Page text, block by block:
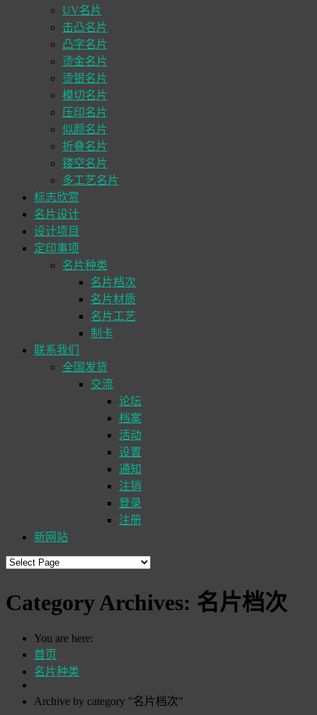
UV名片
击凸名片
凸字名片
烫金名片
烫银名片
模切名片
压印名片
似颜名片
折叠名片
镂空名片
多工艺名片
标志欣赏
名片设计
设计项目
定印事项
名片种类
名片档次
名片材质
名片工艺
制卡
联系我们
全国发货
交流
论坛
档案
活动
设置
通知
注销
登录
注册
新网站
Category Archives: 名片档次
You are here:
首页
名片种类
Archive by category "名片档次"